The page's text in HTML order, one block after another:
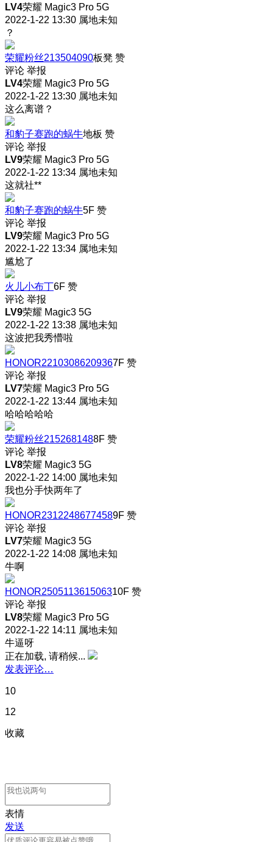
LV4荣耀 Magic3 Pro 5G
2022-1-22 13:30 属地未知
？
荣耀粉丝213504090板凳 赞
评论 举报
LV4荣耀 Magic3 Pro 5G
2022-1-22 13:30 属地未知
这么离谱？
和豹子赛跑的蜗牛地板 赞
评论 举报
LV9荣耀 Magic3 Pro 5G
2022-1-22 13:34 属地未知
这就社**
和豹子赛跑的蜗牛5F 赞
评论 举报
LV9荣耀 Magic3 Pro 5G
2022-1-22 13:34 属地未知
尴尬了
火儿小布丁6F 赞
评论 举报
LV9荣耀 Magic3 5G
2022-1-22 13:38 属地未知
这波把我秀懵啦
HONOR22103086209367F 赞
评论 举报
LV7荣耀 Magic3 Pro 5G
2022-1-22 13:44 属地未知
哈哈哈哈哈
荣耀粉丝2152681488F 赞
评论 举报
LV8荣耀 Magic3 5G
2022-1-22 14:00 属地未知
我也分手快两年了
HONOR23122486774589F 赞
评论 举报
LV7荣耀 Magic3 5G
2022-1-22 14:08 属地未知
牛啊
HONOR250511361506310F 赞
评论 举报
LV8荣耀 Magic3 Pro 5G
2022-1-22 14:11 属地未知
牛逼呀
正在加载, 请稍候...
发表评论…
10
12
收藏
表情
发送